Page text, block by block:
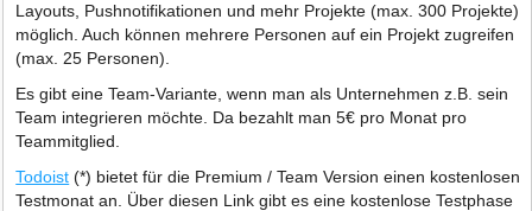
Layouts, Pushnotifikationen und mehr Projekte (max. 300 Projekte)
möglich. Auch können mehrere Personen auf ein Projekt zugreifen
(max. 25 Personen).
Es gibt eine Team-Variante, wenn man als Unternehmen z.B. sein
Team integrieren möchte. Da bezahlt man 5€ pro Monat pro
Teammitglied.
Todoist (*) bietet für die Premium / Team Version einen kostenlosen
Testmonat an. Über diesen Link gibt es eine kostenlose Testphase